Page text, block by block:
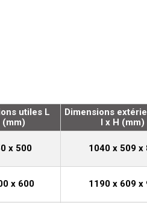
utiles L
(mm)
Dimensions
l x H (mm)
x 500 1040 x 509 x
x 600 1190 x 609 x